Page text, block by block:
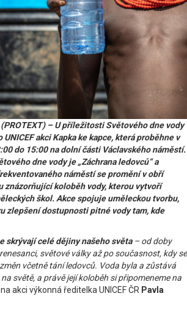
– U příležitosti Světového dne vody
UNICEF akci Kapka ke kapce, která proběhne v
do 15:00 na dolní části Václavského náměstí.
dne vody je „Záchrana ledovců“ a
náměstí se promění v obří
znázorňující koloběh vody, kterou vytvoří
škol. Akce spojuje uměleckou tvorbu,
zlepšení dostupnosti pitné vody tam, kde
skrývají celé dějiny našeho světa– od doby
světové války až po současnost, kdy se
včetně tání ledovců. Voda byla a zůstává
světě, a právě její koloběh si připomeneme na
akci výkonná ředitelka UNICEF ČR Pavla